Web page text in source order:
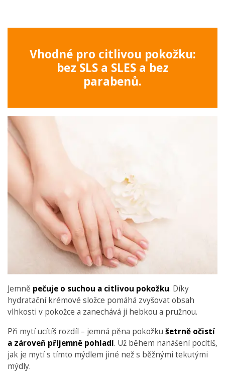
Vhodné pro citlivou pokožku:
bez SLS a SLES a bez
parabenů.
Jemně pečuje o suchou a citlivou pokožku. Díky
hydratační krémové složce pomáhá zvyšovat obsah
vlhkosti v pokožce a zanechává ji hebkou a pružnou.
Při mytí ucítíš rozdíl – jemná pěna pokožku šetrně očistí
a zároveň příjemně pohladí. Už během nanášení pocítíš,
jak je mytí s tímto mýdlem jiné než s běžnými tekutými
mýdly.